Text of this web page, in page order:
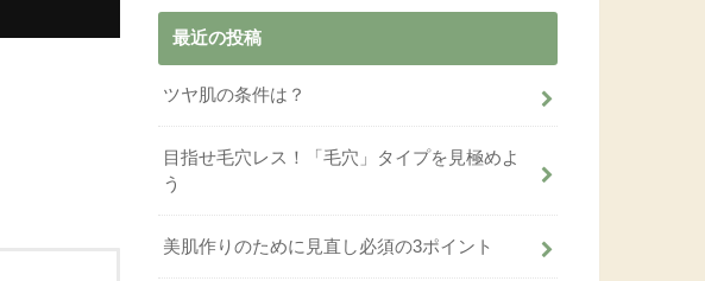
最近の投稿
ツヤ肌の条件は？
目指せ毛穴レス！「毛穴」タイプを見極めよ
う
美肌作りのために見直し必須の3ポイント